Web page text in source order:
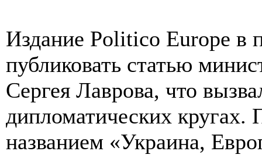
Издание Politico Europe в
публиковать статью
Сергея Лаврова, что
дипломатических кругах.
названием «Украина,